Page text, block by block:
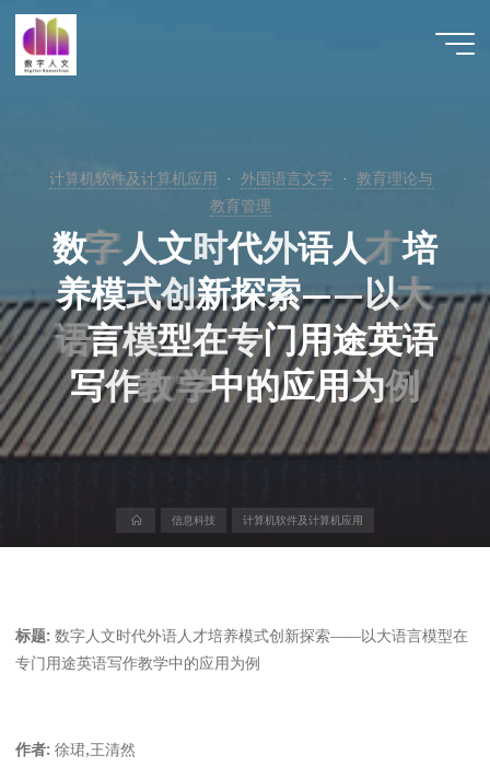
计算机软件及计算机应用 外国语言文字
教育理论与
教育管理
数字
字人文时代外语人才
才培
养模式创新探索——以大
大
语
语言模型在专门用途英语
写作教
教学
学中的应用为例
信息科技 计算机软件及计算机应用
标题: 数字人文时代外语人才培养模式创新探索——以大语言模型在
专门用途英语写作教学中的应用为例
作者: 徐珺,王清然